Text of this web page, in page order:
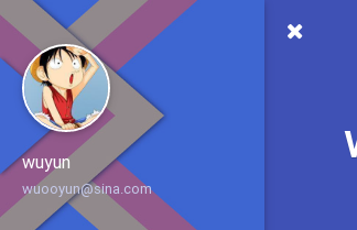
wuyun
wuooyun@sina.com